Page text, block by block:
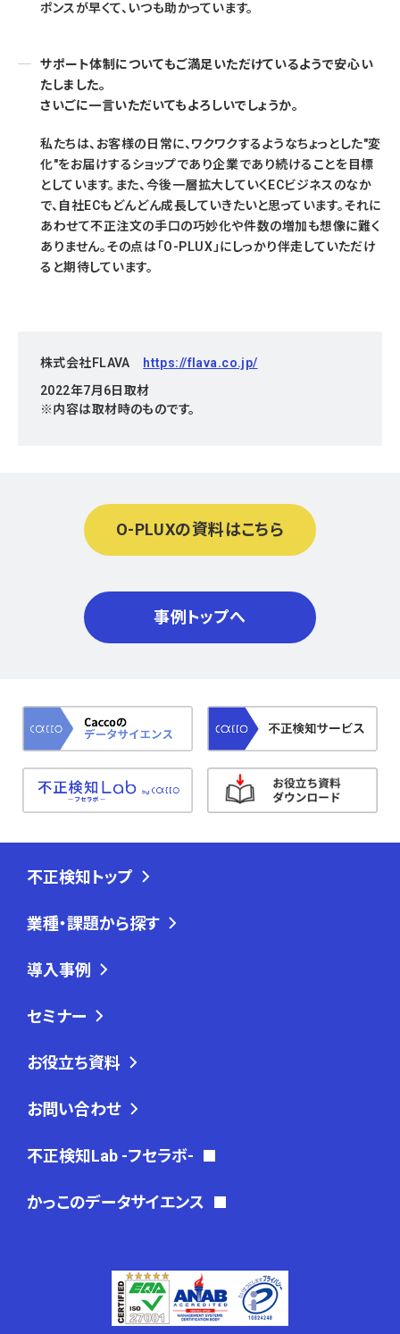
ポンスが早くて、いつも助かっています。
サポート体制についてもご満足いただけているようで安心い
たしました。
さいごに一言いただいてもよろしいでしょうか。
私たちは、お客様の日常に、ワクワクするようなちょっとした"変
化"をお届けするショップであり企業であり続けることを目標
としています。また、今後一層拡大していくECビジネスのなか
で、自社ECもどんどん成長していきたいと思っています。それに
あわせて不正注文の手口の巧妙化や件数の増加も想像に難く
ありません。その点は「O-PLUX」にしっかり伴走していただけ
ると期待しています。
株式会社FLAVA
https://flava.co.jp/
2022年7月6日取材
※内容は取材時のものです。
O-PLUXの資料はこちら
事例トップへ
不正検知トップ
業種・課題から探す
導入事例
セミナー
お役立ち資料
お問い合わせ
不正検知Lab -フセラボ-
かっこのデータサイエンス